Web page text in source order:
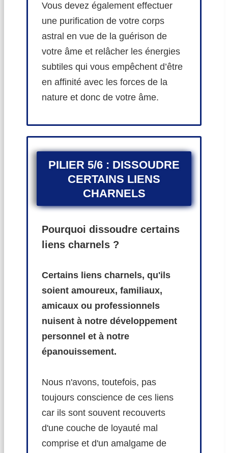
Vous devez également effectuer
une purification de votre corps
astral en vue de la guérison de
votre âme et relâcher les énergies
subtiles qui vous empêchent d’être
en affinité avec les forces de la
nature et donc de votre âme.
PILIER 5/6 : DISSOUDRE
CERTAINS LIENS
CHARNELS
Pourquoi dissoudre certains
liens charnels ?
Certains liens charnels, qu'ils
soient amoureux, familiaux,
amicaux ou professionnels
nuisent à notre développement
personnel et à notre
épanouissement.
Nous n'avons, toutefois, pas
toujours conscience de ces liens
car ils sont souvent recouverts
d'une couche de loyauté mal
comprise et d'un amalgame de